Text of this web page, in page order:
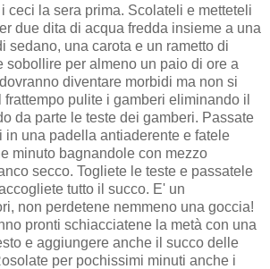
ceci la sera prima. Scolateli e metteteli
due dita di acqua fredda insieme a una
sedano, una carota e un rametto di
sobollire per almeno un paio di ore a
diventare morbidi ma non si
pulite i gamberi eliminando il
da parte le teste dei gamberi. Passate
in una padella antiaderente e fatele
minuto bagnandole con mezzo
secco. Togliete le teste e passatele
tutto il succo. E' un
non perdetene nemmeno una goccia!
pronti schiacciatene la metà con una
e aggiungere anche il succo delle
per pochissimi minuti anche i